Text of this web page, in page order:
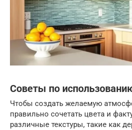
Советы по
Чтобы создать желаемую
правильно сочетать цвета и
различные текстуры, такие как